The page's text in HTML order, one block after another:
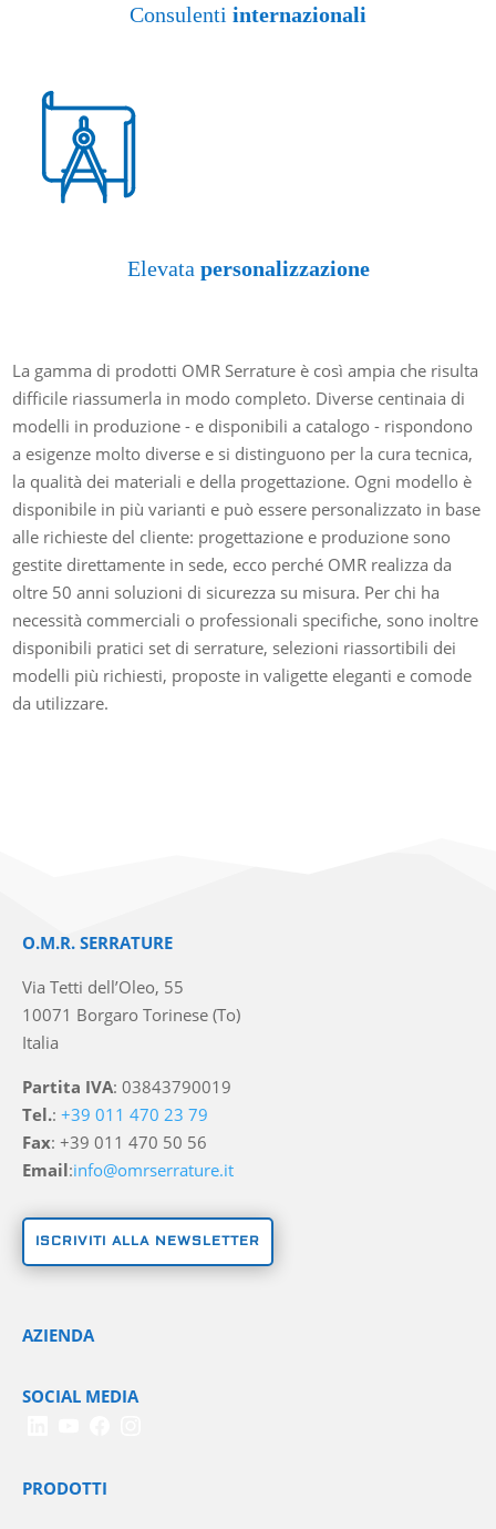
Consulenti internazionali
Elevata personalizzazione
La gamma di prodotti OMR Serrature è così ampia che risulta
difficile riassumerla in modo completo. Diverse centinaia di
modelli in produzione - e disponibili a catalogo - rispondono
a esigenze molto diverse e si distinguono per la cura tecnica,
la qualità dei materiali e della progettazione. Ogni modello è
disponibile in più varianti e può essere personalizzato in base
alle richieste del cliente: progettazione e produzione sono
gestite direttamente in sede, ecco perché OMR realizza da
oltre 50 anni soluzioni di sicurezza su misura. Per chi ha
necessità commerciali o professionali specifiche, sono inoltre
disponibili pratici set di serrature, selezioni riassortibili dei
modelli più richiesti, proposte in valigette eleganti e comode
da utilizzare.
O.M.R. SERRATURE
Via Tetti dell’Oleo, 55
10071 Borgaro Torinese (To)
Italia
Partita IVA: 03843790019
Tel.:+39 011 470 23 79
Fax: +39 011 470 50 56
Email:info@omrserrature.it
ISCRIVITI ALLA NEWSLETTER
AZIENDA
SOCIAL MEDIA
PRODOTTI